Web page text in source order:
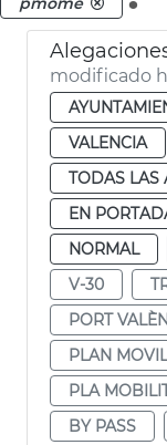
modificado
VALENCIA
TODAS LAS
EN
NORMAL
V-30
PORT
PLAN
PLA
BY PASS